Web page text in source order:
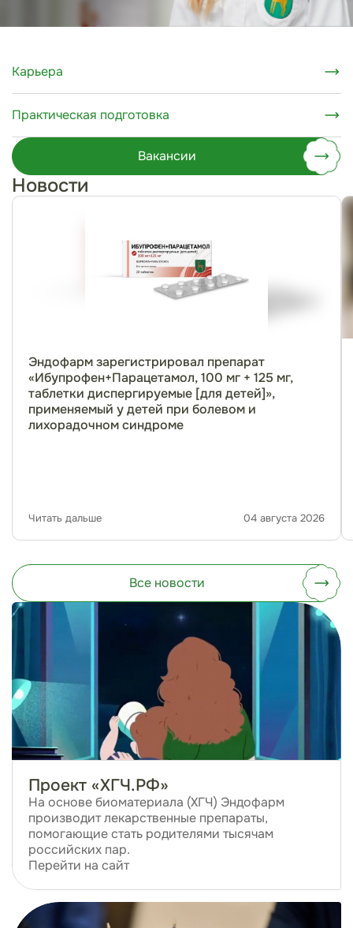
Вакансии
Карьера
Практическая подготовка
Новости
Эндофарм зарегистрировал препарат
«Ибупрофен+Парацетамол, 100 мг + 125 мг,
таблетки диспергируемые [для детей]»,
применяемый у детей при болевом и
лихорадочном синдроме
Читать дальше 04 августа 2026
Все новости
Проект «ХГЧ.РФ»
На основе биоматериала (ХГЧ) Эндофарм
производит лекарственные препараты,
помогающие стать родителями тысячам
российских пар.
Перейти на сайт